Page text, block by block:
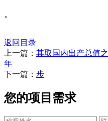
。
返回目录
上一篇： 其取国内出产总值
年
下一篇： 步
您的项目需求